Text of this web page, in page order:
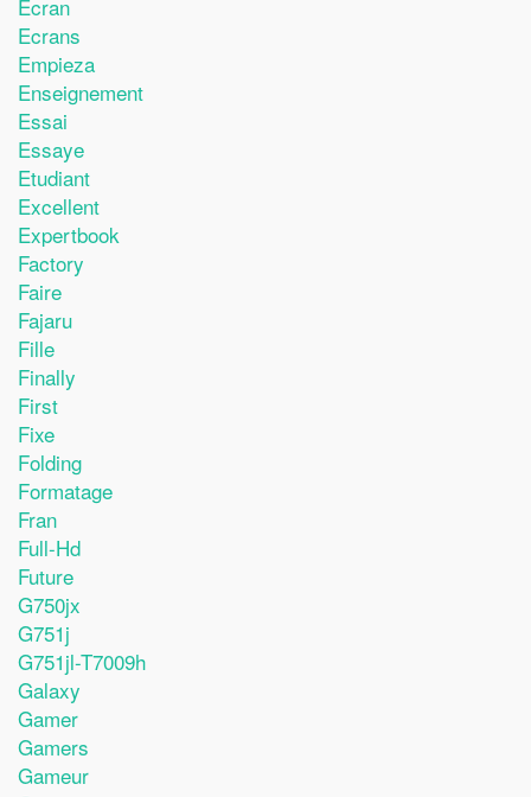
Ecran
Ecrans
Empieza
Enseignement
Essai
Essaye
Etudiant
Excellent
Expertbook
Factory
Faire
Fajaru
Fille
Finally
First
Fixe
Folding
Formatage
Fran
Full-Hd
Future
G750jx
G751j
G751jl-T7009h
Galaxy
Gamer
Gamers
Gameur